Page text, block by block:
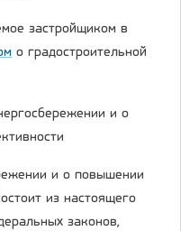
застройщиком в
о градостроительной
и о
и о повышении
из настоящего
законов,